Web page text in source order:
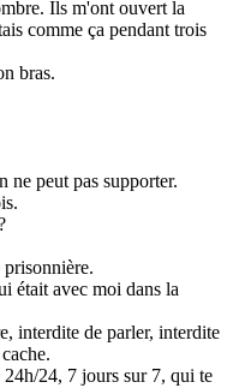
Ils m'ont ouvert la
comme ça pendant trois
bras.
ne peut pas supporter.
était avec moi dans la
interdite de parler, interdite
24, 7 jours sur 7, qui te